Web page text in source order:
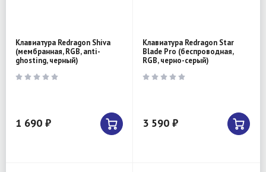
Клавиатура Redragon Shiva
(мембранная, RGB, anti-
ghosting, черный)
1 690 ₽
Клавиатура Redragon Star
Blade Pro (беспроводная,
RGB, черно-серый)
3 590 ₽